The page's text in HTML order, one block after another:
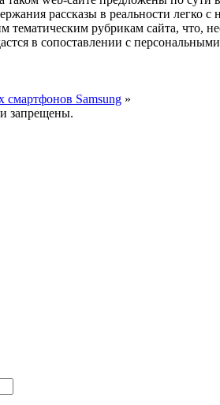
рассказы в реальности
тематическим рубрикам сайта, что,
в сопоставлении с
Samsung »
запрещены.